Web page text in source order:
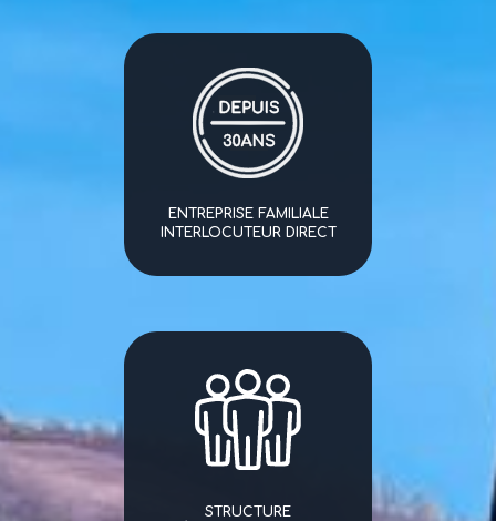
ENTREPRISE FAMILIALE
INTERLOCUTEUR DIRECT
STRUCTURE